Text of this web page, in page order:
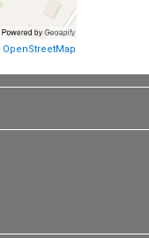
OpenStreetMap